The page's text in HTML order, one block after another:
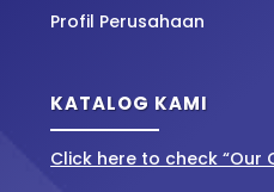
Profil Perusahaan
KATALOG KAMI
Click here to check “Our